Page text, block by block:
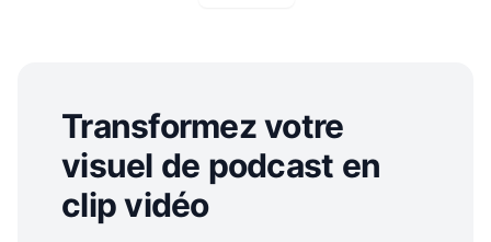
Transformez votre
visuel de podcast en
clip vidéo